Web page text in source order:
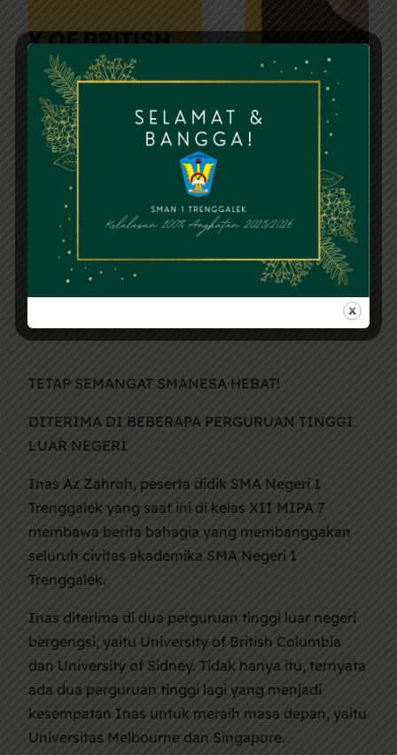
TETAP SEMANGAT SMANESA HEBAT!
DITERIMA DI BEBERAPA PERGURUAN TINGGI
LUAR NEGERI
Inas Az Zahroh, peserta didik SMA Negeri 1
Trenggalek yang saat ini di kelas XII MIPA 7
membawa berita bahagia yang membanggakan
seluruh civitas akademika SMA Negeri 1
Trenggalek.
Inas diterima di dua perguruan tinggi luar negeri
bergengsi, yaitu University of British Columbia
dan University of Sidney. Tidak hanya itu, ternyata
ada dua perguruan tinggi lagi yang menjadi
kesempatan Inas untuk meraih masa depan, yaitu
Universitas Melbourne dan Singapore.